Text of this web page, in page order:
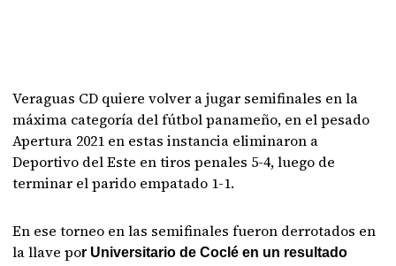
Veraguas CD quiere volver a jugar semifinales en la
máxima categoría del fútbol panameño, en el pesado
Apertura 2021 en estas instancia eliminaron a
Deportivo del Este en tiros penales 5-4, luego de
terminar el parido empatado 1-1.
En ese torneo en las semifinales fueron derrotados en
la llave por Universitario de Coclé en un resultado